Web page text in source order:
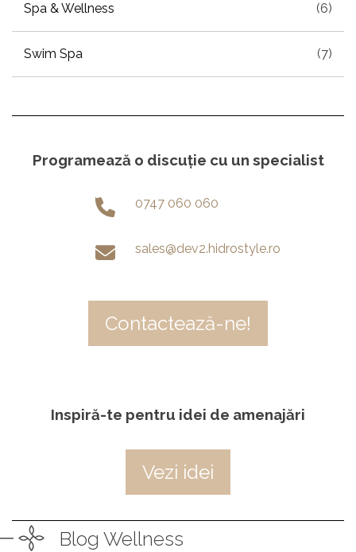
Spa & Wellness (6)
Swim Spa (7)
Programează o discuție cu un specialist
0747 060 060
sales@dev2.hidrostyle.ro
Contactează-ne!
Inspiră-te pentru idei de amenajări
Vezi idei
Blog Wellness